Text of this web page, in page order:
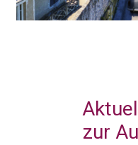
zur